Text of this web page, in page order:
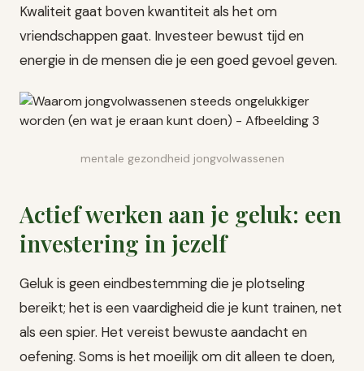
Kwaliteit gaat boven kwantiteit als het om
vriendschappen gaat. Investeer bewust tijd en
energie in de mensen die je een goed gevoel geven.
mentale gezondheid jongvolwassenen
Actief werken aan je geluk: een
investering in jezelf
Geluk is geen eindbestemming die je plotseling
bereikt; het is een vaardigheid die je kunt trainen, net
als een spier. Het vereist bewuste aandacht en
oefening. Soms is het moeilijk om dit alleen te doen,